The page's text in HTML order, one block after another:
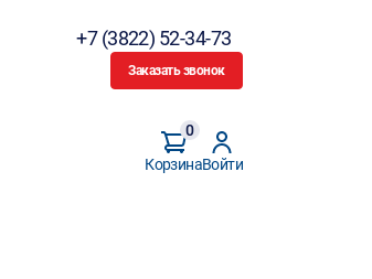
+7 (3822) 52-34-73
Заказать звонок
Корзина
0
Войти